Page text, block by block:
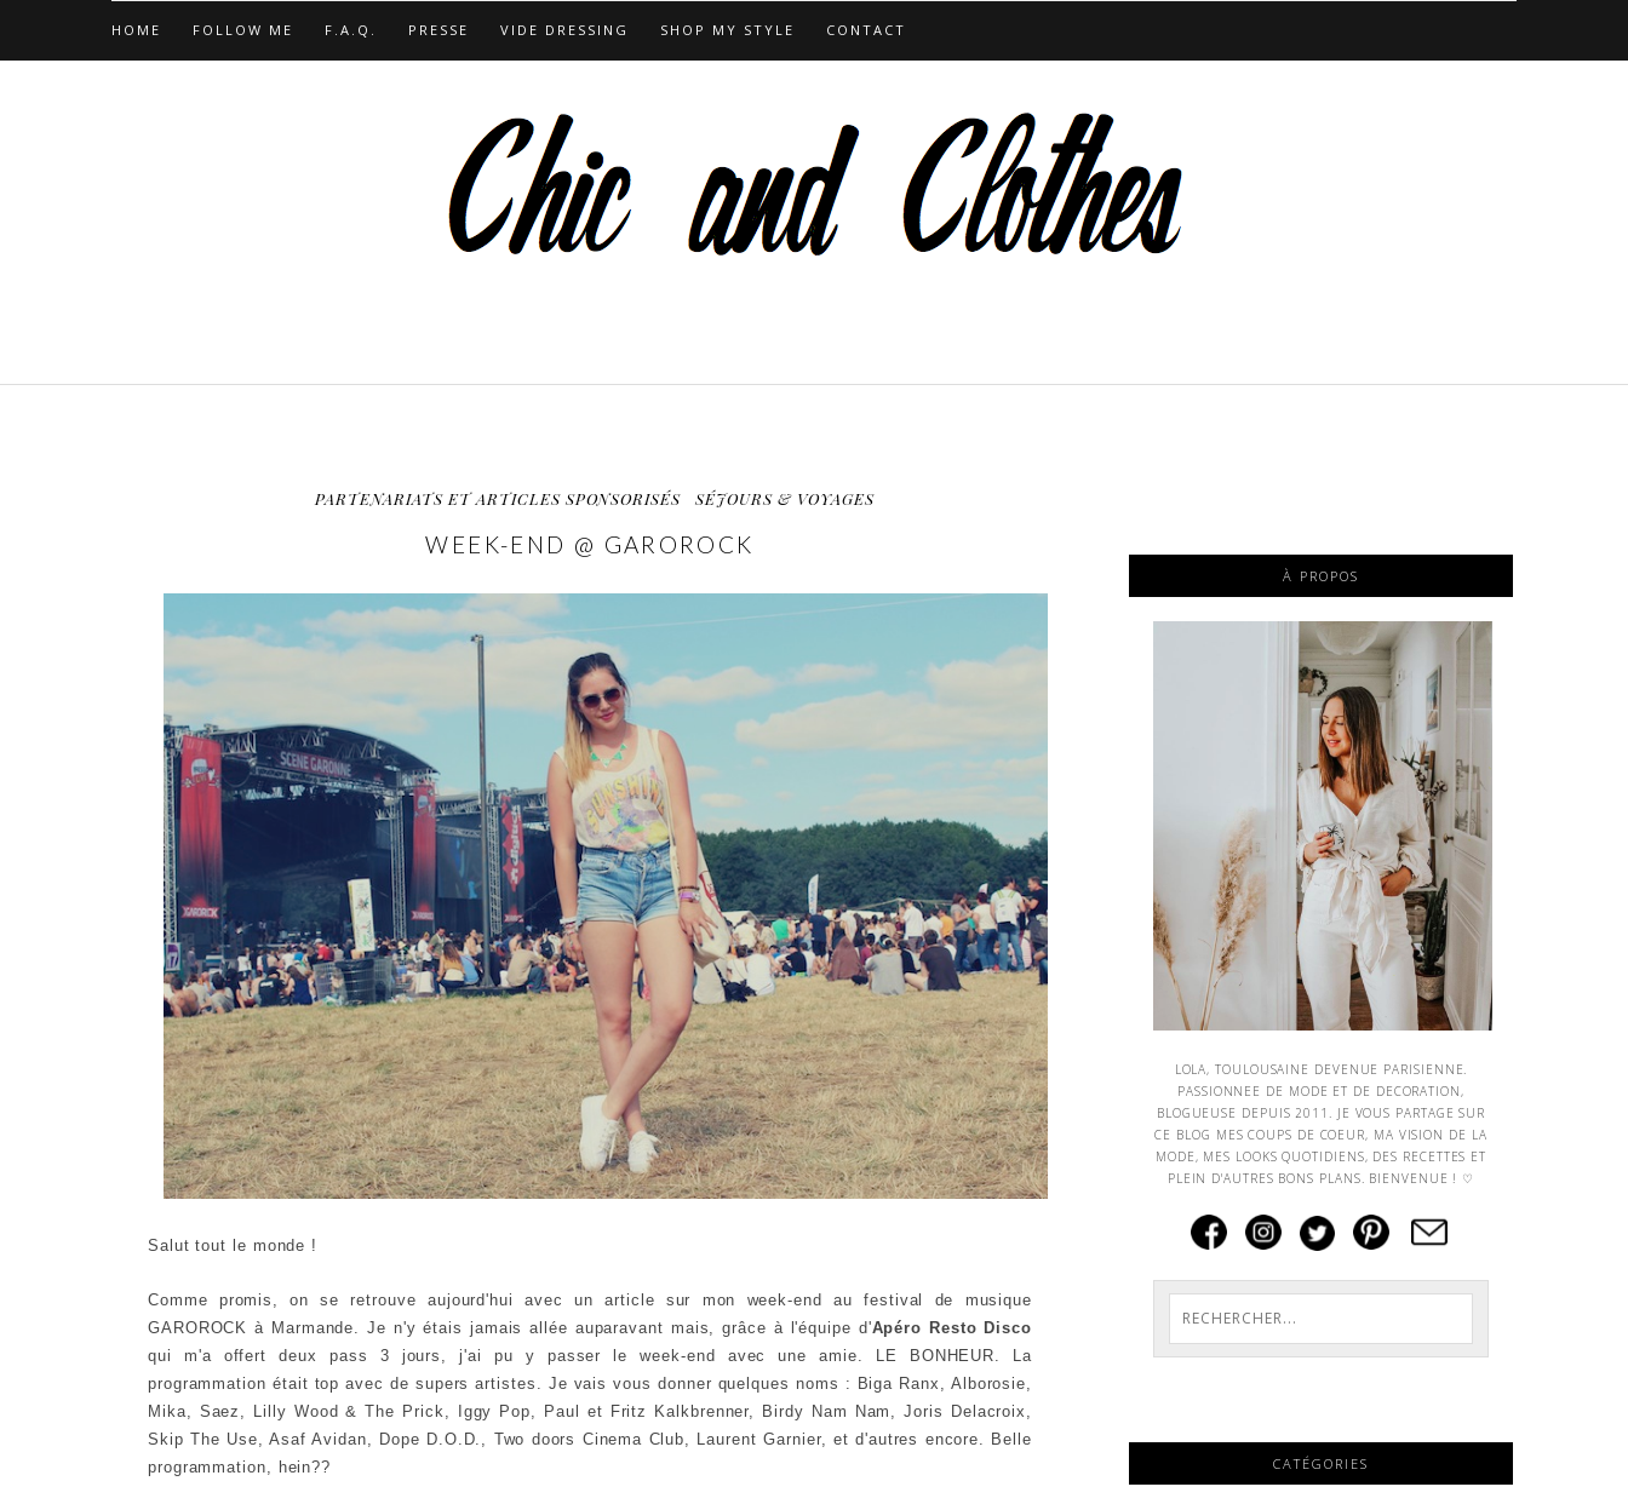
HOME FOLLOW ME F.A.Q. PRESSE VIDE DRESSING SHOP MY STYLE CONTACT
PARTENARIATS ET ARTICLES SPONSORISÉS SÉJOURS & VOYAGES
WEEK-END @ GAROROCK
Salut tout le monde !
Comme promis, on se retrouve aujourd'hui avec un article sur mon week-end au festival de musique
GAROROCK à Marmande. Je n'y étais jamais allée auparavant mais, grâce à l'équipe d'Apéro Resto Disco
qui m'a offert deux pass 3 jours, j'ai pu y passer le week-end avec une amie. LE BONHEUR. La
programmation était top avec de supers artistes. Je vais vous donner quelques noms : Biga Ranx, Alborosie,
Mika, Saez, Lilly Wood & The Prick, Iggy Pop, Paul et Fritz Kalkbrenner, Birdy Nam Nam, Joris Delacroix,
Skip The Use, Asaf Avidan, Dope D.O.D., Two doors Cinema Club, Laurent Garnier, et d'autres encore. Belle
programmation, hein??
À PROPOS
LOLA, TOULOUSAINE DEVENUE PARISIENNE.
PASSIONNEE DE MODE ET DE DECORATION,
BLOGUEUSE DEPUIS 2011. JE VOUS PARTAGE SUR
CE BLOG MES COUPS DE COEUR, MA VISION DE LA
MODE, MES LOOKS QUOTIDIENS, DES RECETTES ET
PLEIN D'AUTRES BONS PLANS. BIENVENUE ! ♡
CATÉGORIES